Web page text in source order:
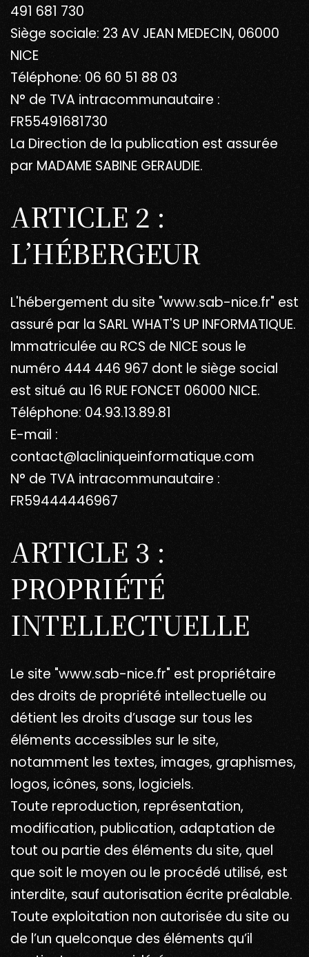
491 681 730
Siège sociale: 23 AV JEAN MEDECIN, 06000
NICE
Téléphone: 06 60 51 88 03
N° de TVA intracommunautaire :
FR55491681730
La Direction de la publication est assurée
par MADAME SABINE GERAUDIE.
ARTICLE 2 :
L’HÉBERGEUR
L'hébergement du site "www.sab-nice.fr" est
assuré par la SARL WHAT'S UP INFORMATIQUE.
Immatriculée au RCS de NICE sous le
numéro 444 446 967 dont le siège social
est situé au 16 RUE FONCET 06000 NICE.
Téléphone: 04.93.13.89.81
E-mail :
contact@lacliniqueinformatique.com
N° de TVA intracommunautaire :
FR59444446967
ARTICLE 3 :
PROPRIÉTÉ
INTELLECTUELLE
Le site "www.sab-nice.fr" est propriétaire
des droits de propriété intellectuelle ou
détient les droits d’usage sur tous les
éléments accessibles sur le site,
notamment les textes, images, graphismes,
logos, icônes, sons, logiciels.
Toute reproduction, représentation,
modification, publication, adaptation de
tout ou partie des éléments du site, quel
que soit le moyen ou le procédé utilisé, est
interdite, sauf autorisation écrite préalable.
Toute exploitation non autorisée du site ou
de l’un quelconque des éléments qu’il